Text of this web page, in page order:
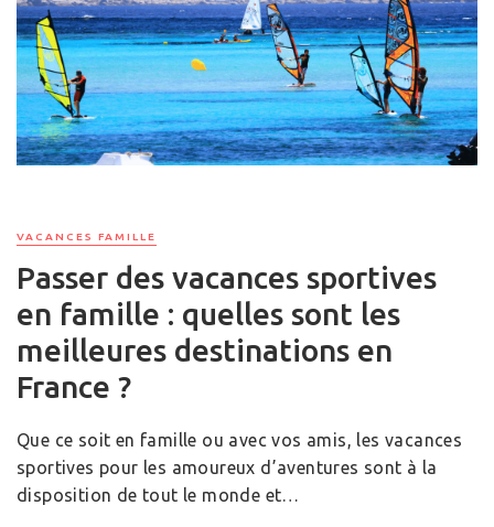
VACANCES FAMILLE
Passer des vacances sportives
en famille : quelles sont les
meilleures destinations en
France ?
Que ce soit en famille ou avec vos amis, les vacances
sportives pour les amoureux d’aventures sont à la
disposition de tout le monde et…